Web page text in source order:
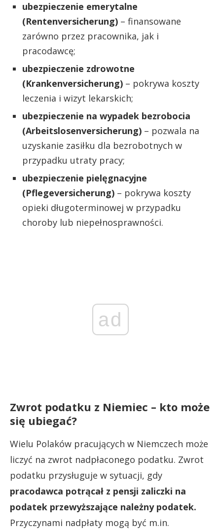
ubezpieczenie emerytalne
(Rentenversicherung) – finansowane
zarówno przez pracownika, jak i
pracodawcę;
ubezpieczenie zdrowotne
(Krankenversicherung) – pokrywa koszty
leczenia i wizyt lekarskich;
ubezpieczenie na wypadek bezrobocia
(Arbeitslosenversicherung) – pozwala na
uzyskanie zasiłku dla bezrobotnych w
przypadku utraty pracy;
ubezpieczenie pielęgnacyjne
(Pflegeversicherung) – pokrywa koszty
opieki długoterminowej w przypadku
choroby lub niepełnosprawności.
ad
Zwrot podatku z Niemiec – kto może
się ubiegać?
Wielu Polaków pracujących w Niemczech może
liczyć na zwrot nadpłaconego podatku. Zwrot
podatku przysługuje w sytuacji, gdy
pracodawca potrącał z pensji zaliczki na
podatek przewyższające należny podatek.
Przyczynami nadpłaty mogą być m.in.